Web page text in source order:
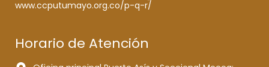
www.ccputumayo.org.co/p-q-r/
Horario de Atención